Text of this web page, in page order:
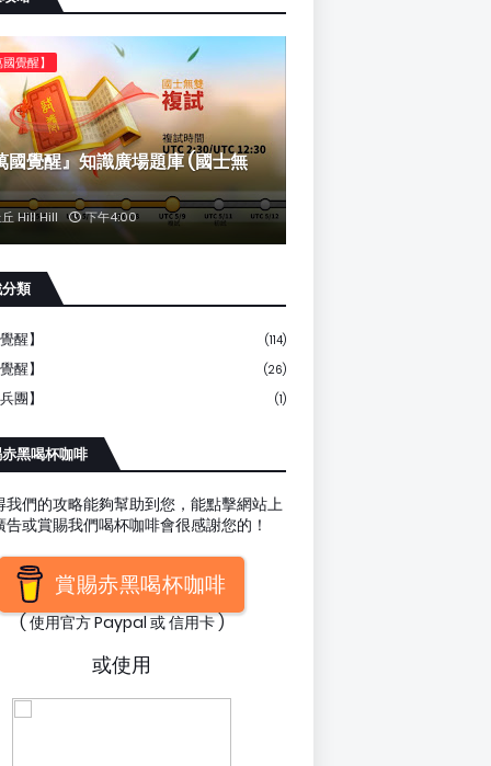
覺醒】
國覺醒』知識廣場題庫 (國士無
Hill Hill 下午4:00
類
醒】 (114)
醒】 (26)
團】 (1)
黑喝杯咖啡
我們的攻略能夠幫助到您，能點擊網站上
告或賞賜我們喝杯咖啡會很感謝您的！
賞賜赤黑喝杯咖啡
( 使用官方 Paypal 或 信用卡 )
或使用